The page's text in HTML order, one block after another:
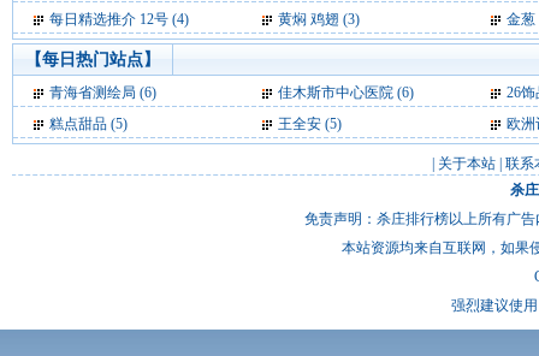
每日精选推介 12号 (4)
黄焖 鸡翅 (3) 金葱
【每日热门站点】
青海省测绘局 (6) 佳木斯市中心医院 (6)
26
糕点甜品 (5) 王全安 (5) 欧洲
关于本站 联系
杀
免责声明：杀庄排行榜以上所有广
本站资源均来自互联网，如果
强烈建议使